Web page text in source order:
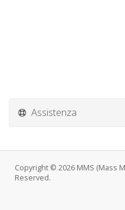
Assistenza
Copyright © 2026 MMS (Mass
Reserved.